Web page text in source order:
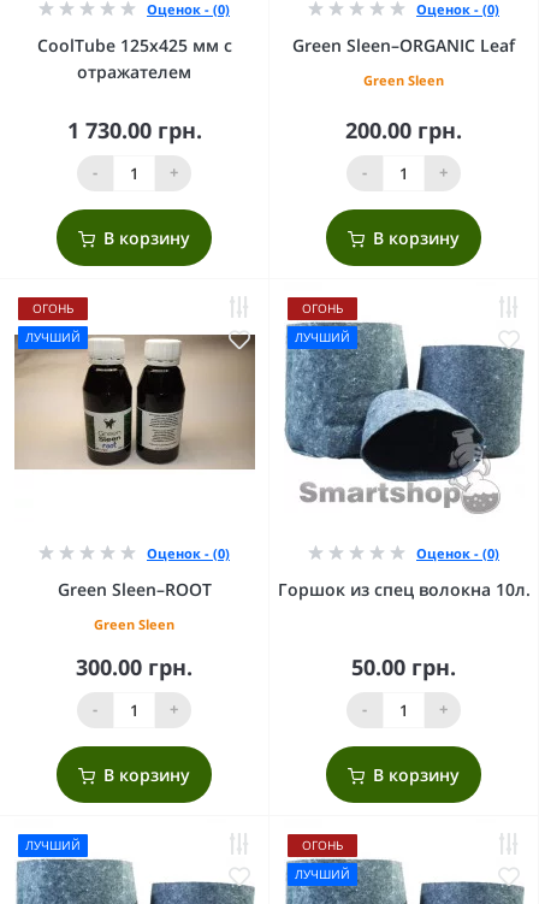
Оценок - (0)
CoolTube 125х425 мм с
отражателем
1 730.00 грн.
- +
В корзину
Оценок - (0)
Green Sleen–ORGANIC Leaf
Green Sleen
200.00 грн.
- +
В корзину
ОГОНЬ
ЛУЧШИЙ
Оценок - (0)
Green Sleen–ROOT
Green Sleen
300.00 грн.
- +
В корзину
ОГОНЬ
ЛУЧШИЙ
Оценок - (0)
Горшок из спец волокна 10л.
50.00 грн.
- +
В корзину
ЛУЧШИЙ
ОГОНЬ
ЛУЧШИЙ